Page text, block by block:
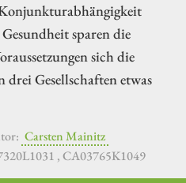
Konjunkturabhängigkeit
sparen die
sich die
Gesellschaften etwas
Carsten Mainitz
, CA03765K1049